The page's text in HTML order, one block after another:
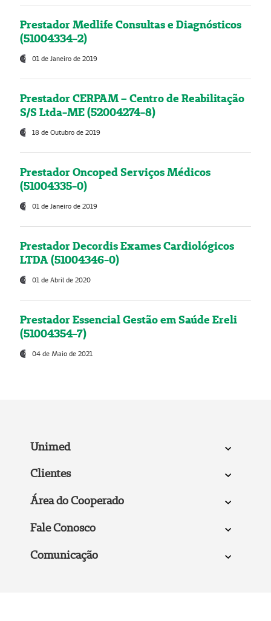
Prestador Medlife Consultas e Diagnósticos
(51004334-2)
01 de Janeiro de 2019
Prestador CERPAM – Centro de Reabilitação
S/S Ltda-ME (52004274-8)
18 de Outubro de 2019
Prestador Oncoped Serviços Médicos
(51004335-0)
01 de Janeiro de 2019
Prestador Decordis Exames Cardiológicos
LTDA (51004346-0)
01 de Abril de 2020
Prestador Essencial Gestão em Saúde Ereli
(51004354-7)
04 de Maio de 2021
Unimed
Clientes
Área do Cooperado
Fale Conosco
Comunicação